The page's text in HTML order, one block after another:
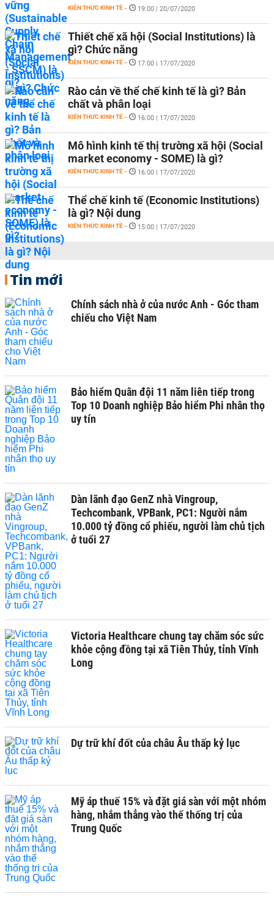
KIẾN THỨC KINH TẾ - 19:00 | 20/07/2020
Thiết chế xã hội (Social Institutions) là
gì? Chức năng
KIẾN THỨC KINH TẾ - 17:00 | 17/07/2020
Rào cản về thể chế kinh tế là gì? Bản
chất và phân loại
KIẾN THỨC KINH TẾ - 16:00 | 17/07/2020
Mô hình kinh tế thị trường xã hội (Social
market economy - SOME) là gì?
KIẾN THỨC KINH TẾ - 16:00 | 17/07/2020
Thể chế kinh tế (Economic Institutions)
là gì? Nội dung
KIẾN THỨC KINH TẾ - 15:00 | 17/07/2020
Tin mới
Chính sách nhà ở của nước Anh - Góc tham
chiếu cho Việt Nam
Bảo hiểm Quân đội 11 năm liên tiếp trong
Top 10 Doanh nghiệp Bảo hiểm Phi nhân thọ
uy tín
Dàn lãnh đạo GenZ nhà Vingroup,
Techcombank, VPBank, PC1: Người nắm
10.000 tỷ đồng cổ phiếu, người làm chủ tịch
ở tuổi 27
Victoria Healthcare chung tay chăm sóc sức
khỏe cộng đồng tại xã Tiên Thủy, tỉnh Vĩnh
Long
Dự trữ khí đốt của châu Âu thấp kỷ lục
Mỹ áp thuế 15% và đặt giá sàn với một nhóm
hàng, nhắm thẳng vào thế thống trị của
Trung Quốc